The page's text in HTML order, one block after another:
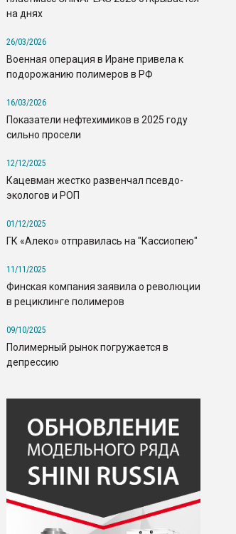
на днях
26/03/2026
Военная операция в Иране привела к
подорожанию полимеров в РФ
16/03/2026
Показатели нефтехимиков в 2025 году
сильно просели
12/12/2025
Кацевман жестко развенчал псевдо-
экологов и РОП
01/12/2025
ГК «Алеко» отправилась на "Кассиопею"
11/11/2025
Финская компания заявила о революции
в рециклинге полимеров
09/10/2025
Полимерный рынок погружается в
депрессию